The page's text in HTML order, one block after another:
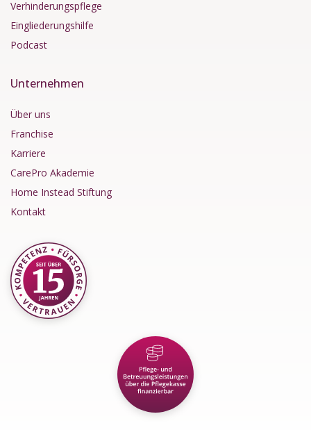
Verhinderungspflege
Eingliederungshilfe
Podcast
Unternehmen
Über uns
Franchise
Karriere
CarePro Akademie
Home Instead Stiftung
Kontakt